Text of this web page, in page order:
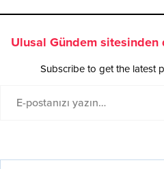
Ulusal Gündem
Subscribe to get the latest